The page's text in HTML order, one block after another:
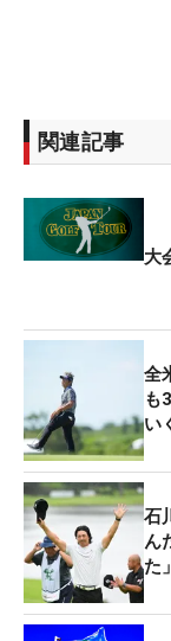
関連記事
大
全
も
い
石
ん
た」